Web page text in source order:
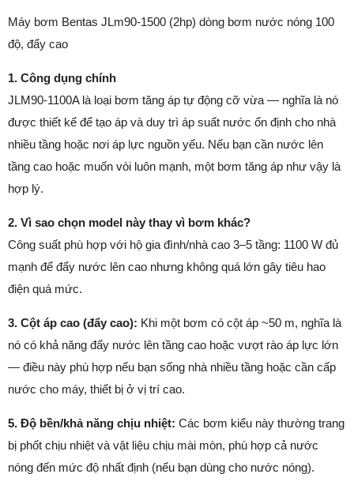
Máy bơm Bentas JLm90-1500 (2hp) dòng bơm nước nóng 100
độ, đẩy cao
1. Công dụng chính
JLM90-1100A là loại bơm tăng áp tự động cỡ vừa — nghĩa là nó
được thiết kế để tạo áp và duy trì áp suất nước ổn định cho nhà
nhiều tầng hoặc nơi áp lực nguồn yếu. Nếu bạn cần nước lên
tầng cao hoặc muốn vòi luôn mạnh, một bơm tăng áp như vậy là
hợp lý.
2. Vì sao chọn model này thay vì bơm khác?
Công suất phù hợp với hộ gia đình/nhà cao 3–5 tầng: 1100 W đủ
mạnh để đẩy nước lên cao nhưng không quá lớn gây tiêu hao
điện quá mức.
3. Cột áp cao (đẩy cao): Khi một bơm có cột áp ~50 m, nghĩa là
nó có khả năng đẩy nước lên tầng cao hoặc vượt rào áp lực lớn
— điều này phù hợp nếu bạn sống nhà nhiều tầng hoặc cần cấp
nước cho máy, thiết bị ở vị trí cao.
5. Độ bền/khả năng chịu nhiệt: Các bơm kiểu này thường trang
bị phốt chịu nhiệt và vật liệu chịu mài mòn, phù hợp cả nước
nóng đến mức độ nhất định (nếu bạn dùng cho nước nóng).